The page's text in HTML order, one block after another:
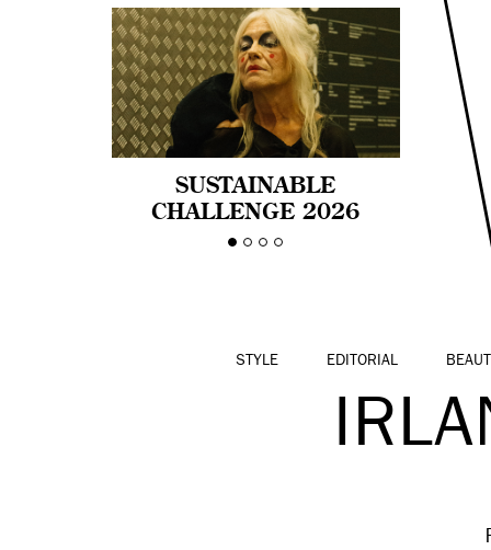
SUSTAINABLE
CHALLENGE 2026
CELEBRA LA
STYLE EDITORIAL